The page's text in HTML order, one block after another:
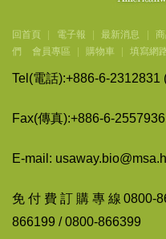
回首頁 電子報 最新消息
們
會員專區 購物車 填寫網
Tel(電話):+886-6-
Fax(傳真):+886-6-
E-mail:
免付費訂購專線0800-
866199 / 0800-866399